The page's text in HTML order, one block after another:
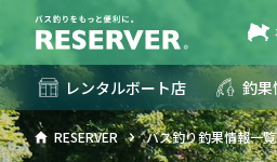
レンタルボート店 釣果
RESERVER バス釣り釣果情報一覧